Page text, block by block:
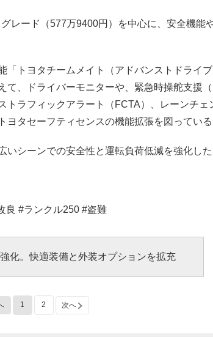
レード（577万9400円）を中心に、安全機能
「トヨタチームメイト（アドバンストドライ
て、ドライバーモニターや、緊急時操舵支援（
トラフィックアラート（FCTA）、レーンチェ
タセーフティセンスの機能拡張を図っている
シーンでの安全性と運転負荷低減を強化した
良 #ランクル250 #盗難
化。快適装備と外装オプションを拡充
1 2 次へ